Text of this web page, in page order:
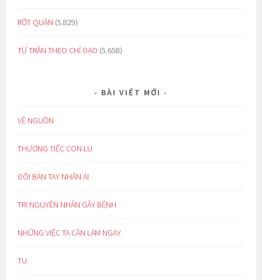
RỚT QUẦN (5.829)
TỪ TRẦN THEO CHỈ ĐẠO (5.658)
BÀI VIẾT MỚI
VỀ NGUỒN
THƯƠNG TIẾC CON LU
ĐÔI BÀN TAY NHÂN ÁI
TRỊ NGUYÊN NHÂN GÂY BỆNH
NHỮNG VIỆC TA CẦN LÀM NGAY
TU